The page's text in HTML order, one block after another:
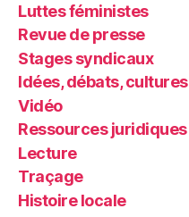
Luttes féministes
Revue de presse
Stages syndicaux
Idées, débats, cultures
Vidéo
Ressources juridiques
Lecture
Traçage
Histoire locale